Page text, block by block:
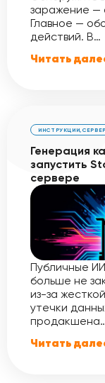
заражение —
Главное —
действий. В…
Читать
ИНСТРУКЦИИ,
Генерация
запустить
сервере
Публичные
больше не
из-за
утечки
Читать